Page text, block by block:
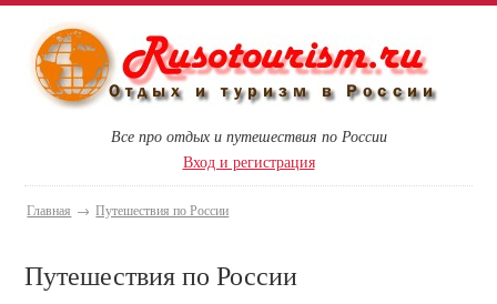
Все про отдых и путешествия по России
Вход и регистрация
Главная → Путешествия по России
Путешествия по России